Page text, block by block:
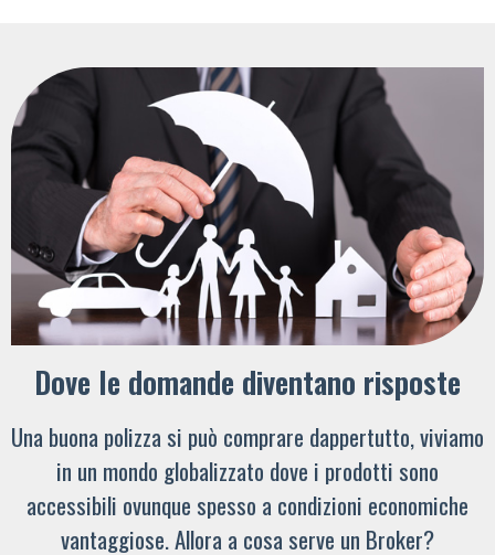
Dove le domande diventano risposte
Una buona polizza si può comprare dappertutto, viviamo
in un mondo globalizzato dove i prodotti sono
accessibili ovunque spesso a condizioni economiche
vantaggiose. Allora a cosa serve un Broker?